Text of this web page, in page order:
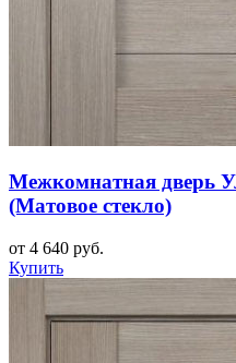
Межкомнатная дверь
(Матовое стекло)
от 4 640 руб.
Купить